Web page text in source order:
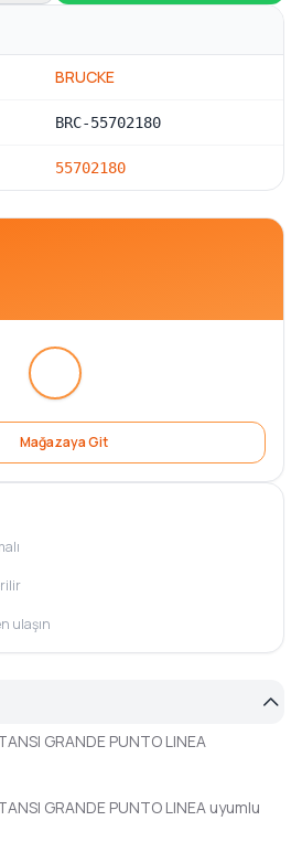
BRUCKE
BRC-55702180
55702180
Mağazaya Git
ulaşın
GRANDE PUNTO LINEA
GRANDE PUNTO LINEA uyumlu